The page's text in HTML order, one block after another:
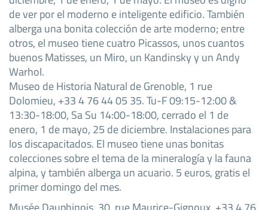
de ver por el moderno e inteligente edificio. También
alberga una bonita colección de arte moderno; entre
otros, el museo tiene cuatro Picassos, unos cuantos
buenos Matisses, un Miro, un Kandinsky y un Andy
Warhol.
Museo de Historia Natural de Grenoble, 1 rue
Dolomieu, +33 4 76 44 05 35. Tu-F 09:15-12:00 &
13:30-18:00, Sa Su 14:00-18:00, cerrado el 1 de
enero, 1 de mayo, 25 de diciembre. Instalaciones para
los discapacitados. El museo tiene unas bonitas
colecciones sobre el tema de la mineralogía y la fauna
alpina, y también alberga un acuario. 5 euros, gratis el
primer domingo del mes.